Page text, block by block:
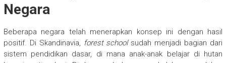
Negara
Beberapa negara telah menerapkan konsep ini dengan hasil
positif. Di Skandinavia, forest schoolsudah menjadi bagian dari
sistem pendidikan dasar, di mana anak-anak belajar di hutan